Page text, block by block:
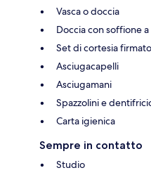
Vasca o doccia
Doccia con soffione
Set di cortesia firmato
Asciugacapelli
Asciugamani
Spazzolini e
Carta igienica
Sempre in contatto
Studio